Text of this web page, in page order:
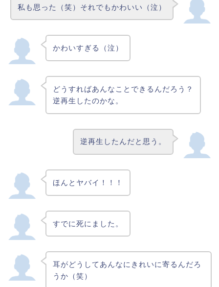
私も思った（笑）それでもかわいい（泣）
かわいすぎる（泣）
どうすればあんなことできるんだろう？
逆再生したのかな。
逆再生したんだと思う。
ほんとヤバイ！！！
すでに死にました。
耳がどうしてあんなにきれいに寄るんだろ
うか（笑）